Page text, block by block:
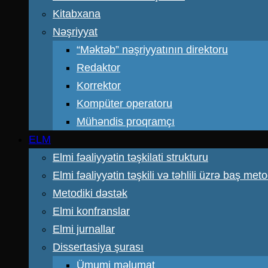
Kitabxana
Nəşriyyat
“Məktəb” nəşriyyatının direktoru
Redaktor
Korrektor
Kompüter operatoru
Mühəndis proqramçı
ELM
Elmi fəaliyyətin təşkilati strukturu
Elmi fəaliyyətin təşkili və təhlili üzrə baş
Metodiki dəstək
Elmi konfranslar
Elmi jurnallar
Dissertasiya şurası
Ümumi məlumat